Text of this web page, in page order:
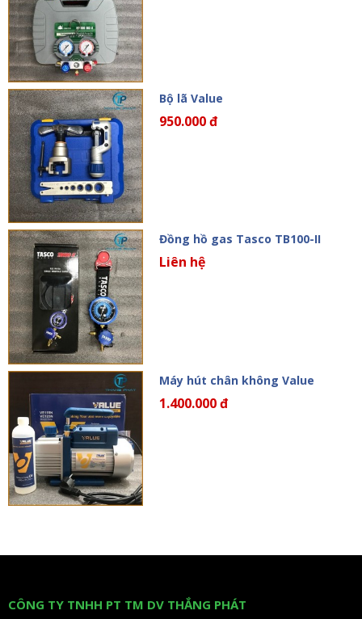
Bộ lã Value
950.000 đ
Đồng hồ gas Tasco TB100-II
Liên hệ
Máy hút chân không Value
1.400.000 đ
CÔNG TY TNHH PT TM DV THẮNG PHÁT